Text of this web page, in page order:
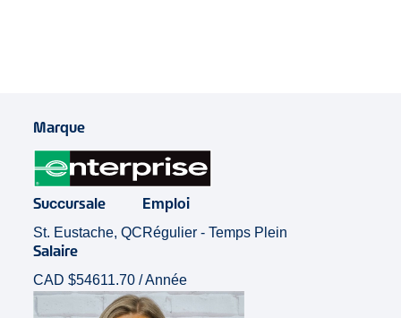
Marque
Succursale
St. Eustache, QC
Emploi
Régulier - Temps Plein
Salaire
CAD $54611.70 / Année